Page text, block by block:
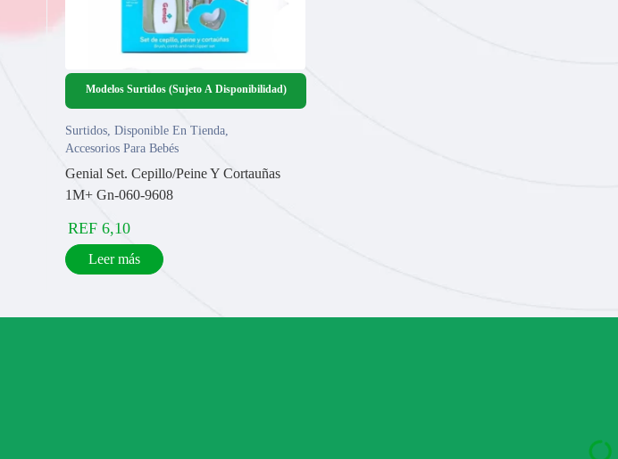
Modelos Surtidos (Sujeto A Disponibilidad)
Surtidos Disponible En Tienda
Accesorios Para Bebés
Genial Set. Cepillo/Peine Y Cortauñas
1M+ Gn-060-9608
REF 6,10
Leer más